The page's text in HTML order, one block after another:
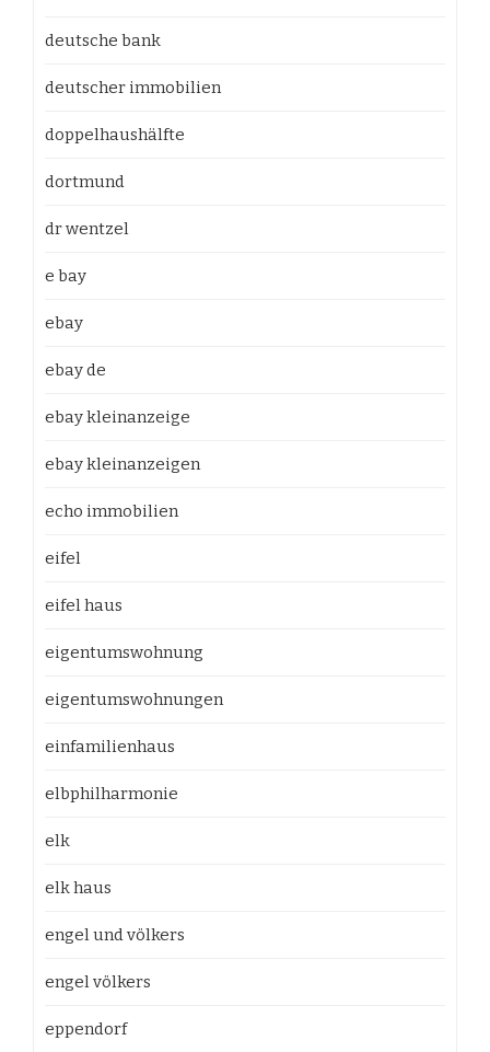
deutsche bank
deutscher immobilien
doppelhaushälfte
dortmund
dr wentzel
e bay
ebay
ebay de
ebay kleinanzeige
ebay kleinanzeigen
echo immobilien
eifel
eifel haus
eigentumswohnung
eigentumswohnungen
einfamilienhaus
elbphilharmonie
elk
elk haus
engel und völkers
engel völkers
eppendorf